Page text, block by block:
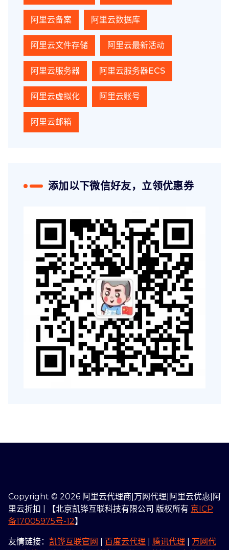
阿里云备案 阿里云数据库
阿里云文件存储 阿里云最新活动
阿里云服务器 阿里云服务器ECS
阿里云虚拟化 阿里云账号
阿里云邮箱
添加以下微信好友，立领优惠券
Copyright © 2026 阿里云代理商|万网代理|阿里云优惠|阿
里云折扣 | 【北京凯铧互联科技有限公司 版权所有 京ICP
备17005975号-12】
友情链接： 凯铧互联官网 百度云代理 腾讯代理
万网代